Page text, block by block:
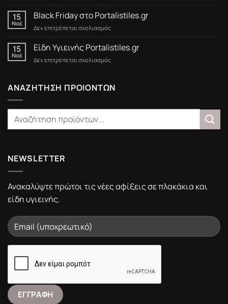
έως
15/3/2025
15
Νοέ
Black Friday στο Portalistiles.gr
Δεν επιτρέπεται σχολιασμόςστο
Friday
στο
Portalistiles.gr
15
Νοέ
Είδη Υγιεινής Portalistiles.gr
Δεν επιτρέπεται σχολιασμόςστο
Portalistiles.gr
ΑΝΑΖΗΤΗΣΗ ΠΡΟΙΟΝΤΩΝ
NEWSLETTER
Ανακαλύψτε πρώτοι τις νέες αφίξεις σε πλακάκια και
είδη υγιεινής.